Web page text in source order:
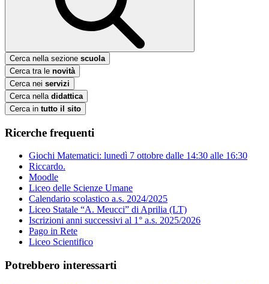
Cerca nella sezione scuola
Cerca tra le novità
Cerca nei servizi
Cerca nella didattica
Cerca in tutto il sito
Ricerche frequenti
Giochi Matematici: lunedì 7 ottobre dalle 14:30 alle 16:30
Riccardo.
Moodle
Liceo delle Scienze Umane
Calendario scolastico a.s. 2024/2025
Liceo Statale “A. Meucci” di Aprilia (LT)
Iscrizioni anni successivi al 1° a.s. 2025/2026
Pago in Rete
Liceo Scientifico
Potrebbero interessarti